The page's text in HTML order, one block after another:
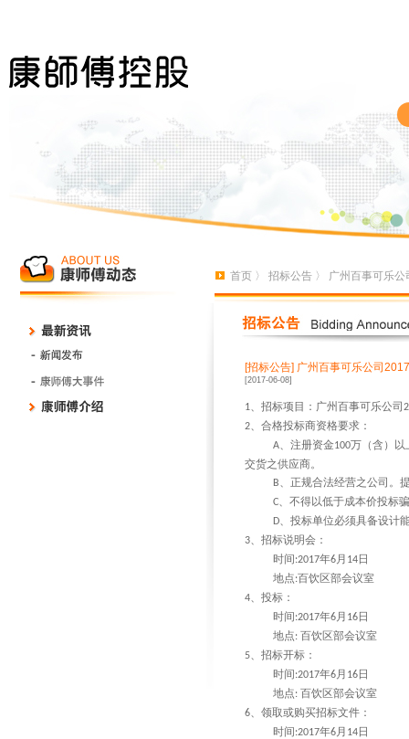
首页 〉 招标公告 〉 广州百事可乐
[招标公告] 广州百事可乐公司
[2017-06-08]
1、招标项目：广州百事可乐公司
2、合格投标商资格要求：
A、注册资金100万（含）以
交货之供应商。
B、正规合法经营之公司。
C、不得以低于成本价投标
D、投标单位必须具备设计
3、招标说明会：
时间 :2017年6月 14日
地点:百饮区部会议室
4、投标：
时间 :2017年6月 16日
地点: 百饮区部会议室
5、招标开标：
时间 :2017年6月 16日
地点: 百饮区部会议室
6、领取或购买招标文件：
时间 :2017年6月 14日